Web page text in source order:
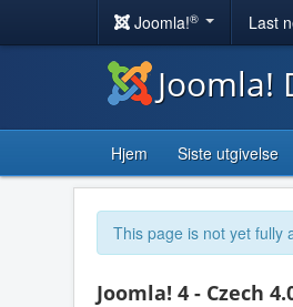
Joomla!® Last
Joomla!
Hjem Siste utgivelse
This page is not yet fully
Joomla! 4 - Czech